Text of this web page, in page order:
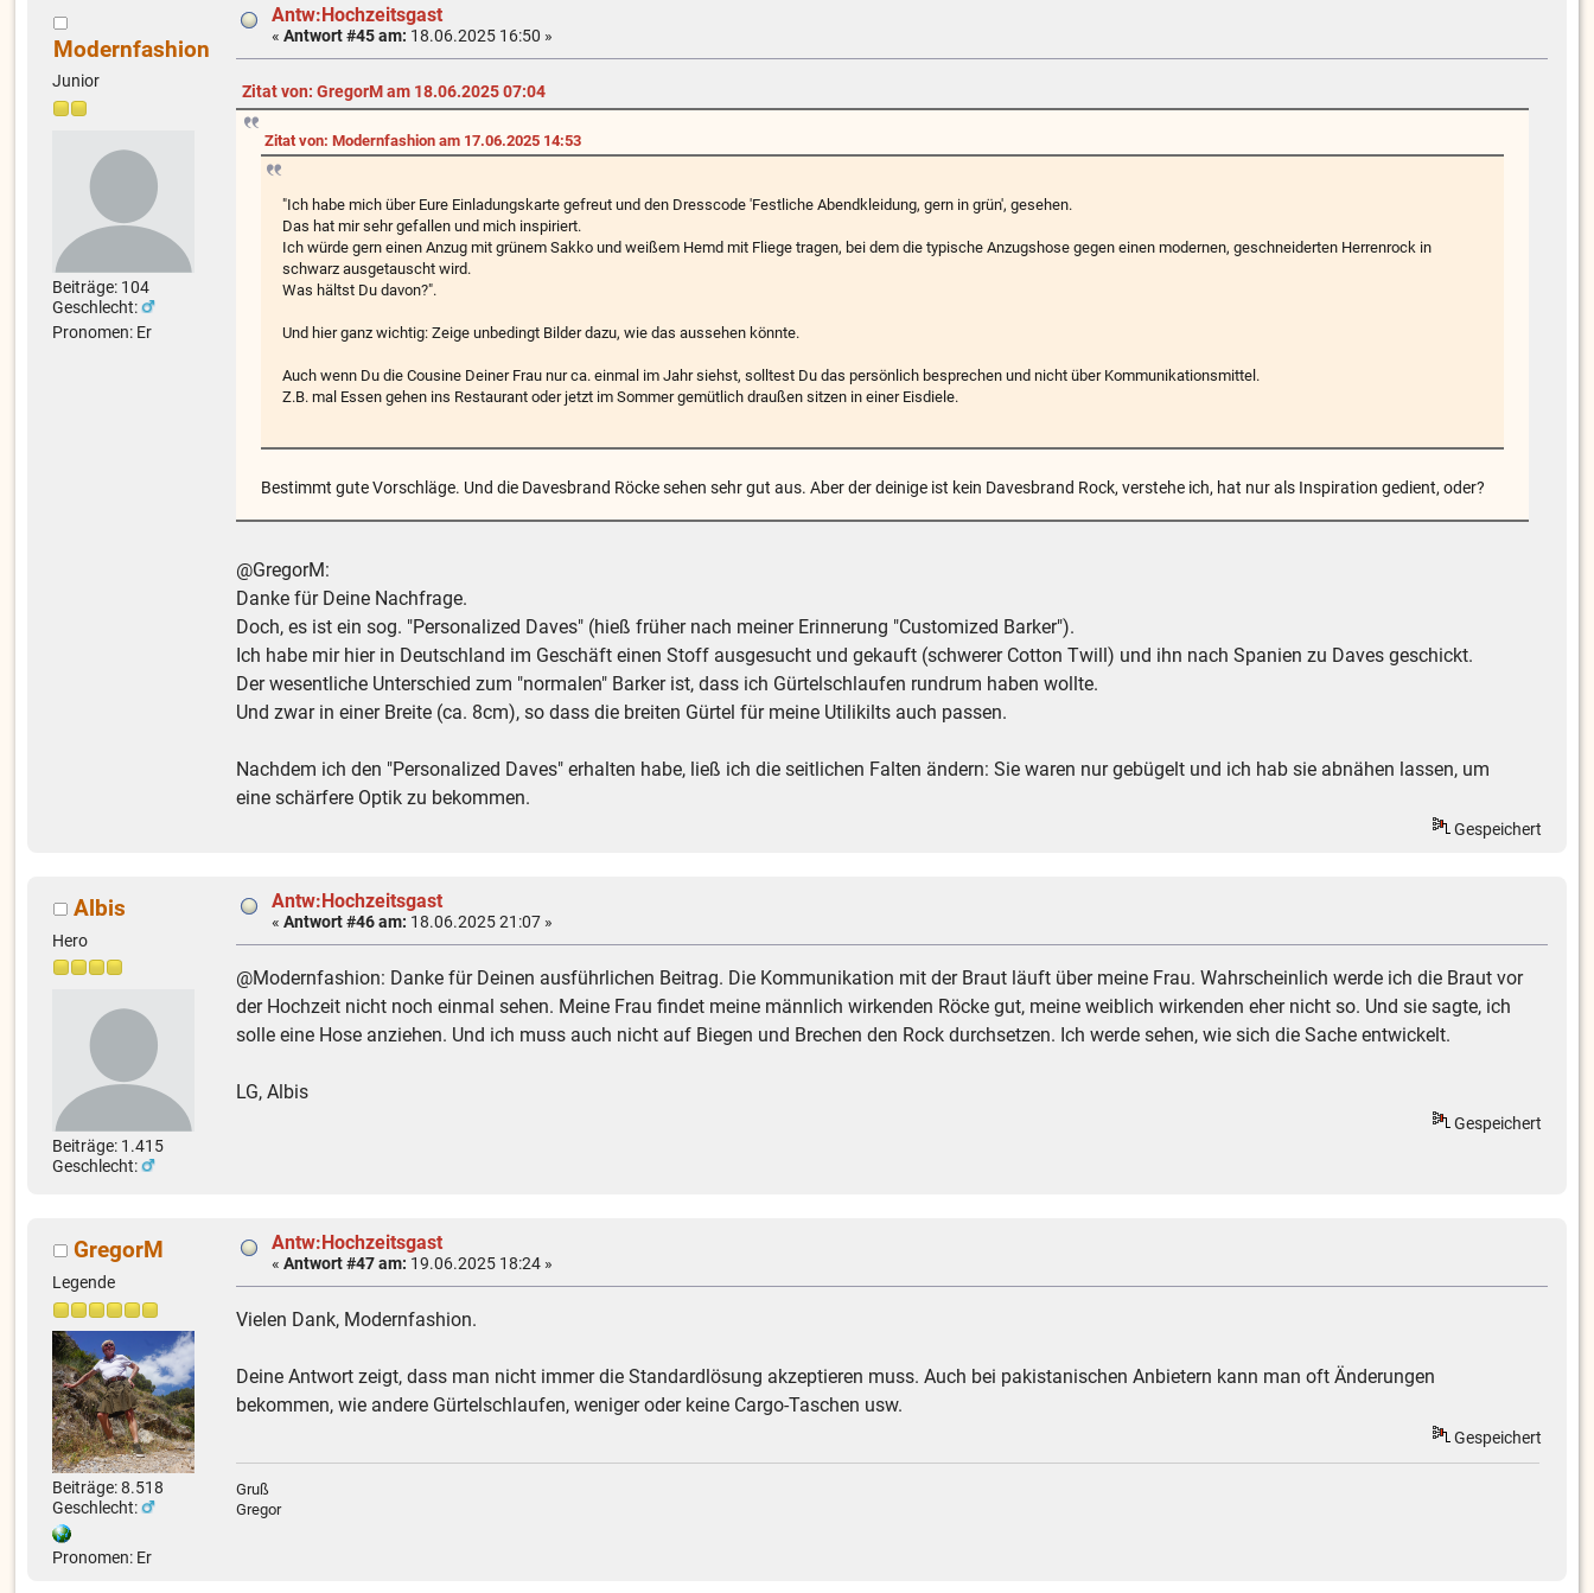
Modernfashion
Junior
Beiträge: 104
Geschlecht:
Pronomen: Er
Antw:Hochzeitsgast
«Antwort #45 am: 18.06.2025 16:50 »
Zitat von: GregorM am 18.06.2025 07:04
Zitat von: Modernfashion am 17.06.2025 14:53
"Ich habe mich über Eure Einladungskarte gefreut und den Dresscode 'Festliche Abendkleidung, gern in grün', gesehen.
Das hat mir sehr gefallen und mich inspiriert.
Ich würde gern einen Anzug mit grünem Sakko und weißem Hemd mit Fliege tragen, bei dem die typische Anzugshose gegen einen modernen, geschneiderten Herrenrock in
schwarz ausgetauscht wird.
Was hältst Du davon?".
Und hier ganz wichtig: Zeige unbedingt Bilder dazu, wie das aussehen könnte.
Auch wenn Du die Cousine Deiner Frau nur ca. einmal im Jahr siehst, solltest Du das persönlich besprechen und nicht über Kommunikationsmittel.
Z.B. mal Essen gehen ins Restaurant oder jetzt im Sommer gemütlich draußen sitzen in einer Eisdiele.
Bestimmt gute Vorschläge. Und die Davesbrand Röcke sehen sehr gut aus. Aber der deinige ist kein Davesbrand Rock, verstehe ich, hat nur als Inspiration gedient, oder?
@GregorM:
Danke für Deine Nachfrage.
Doch, es ist ein sog. "Personalized Daves" (hieß früher nach meiner Erinnerung "Customized Barker").
Ich habe mir hier in Deutschland im Geschäft einen Stoff ausgesucht und gekauft (schwerer Cotton Twill) und ihn nach Spanien zu Daves geschickt.
Der wesentliche Unterschied zum "normalen" Barker ist, dass ich Gürtelschlaufen rundrum haben wollte.
Und zwar in einer Breite (ca. 8cm), so dass die breiten Gürtel für meine Utilikilts auch passen.
Nachdem ich den "Personalized Daves" erhalten habe, ließ ich die seitlichen Falten ändern: Sie waren nur gebügelt und ich hab sie abnähen lassen, um
eine schärfere Optik zu bekommen.
Gespeichert
Albis
Hero
Beiträge: 1.415
Geschlecht:
Antw:Hochzeitsgast
«Antwort #46 am: 18.06.2025 21:07 »
@Modernfashion: Danke für Deinen ausführlichen Beitrag. Die Kommunikation mit der Braut läuft über meine Frau. Wahrscheinlich werde ich die Braut vor
der Hochzeit nicht noch einmal sehen. Meine Frau findet meine männlich wirkenden Röcke gut, meine weiblich wirkenden eher nicht so. Und sie sagte, ich
solle eine Hose anziehen. Und ich muss auch nicht auf Biegen und Brechen den Rock durchsetzen. Ich werde sehen, wie sich die Sache entwickelt.
LG, Albis
Gespeichert
GregorM
Legende
Beiträge: 8.518
Geschlecht:
Pronomen: Er
Antw:Hochzeitsgast
«Antwort #47 am: 19.06.2025 18:24 »
Vielen Dank, Modernfashion.
Deine Antwort zeigt, dass man nicht immer die Standardlösung akzeptieren muss. Auch bei pakistanischen Anbietern kann man oft Änderungen
bekommen, wie andere Gürtelschlaufen, weniger oder keine Cargo-Taschen usw.
Gespeichert
Gruß
Gregor